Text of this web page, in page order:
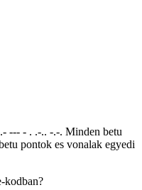
--- - . .-.. -.-. Minden betu
pontok es vonalak egyedi
kodban?